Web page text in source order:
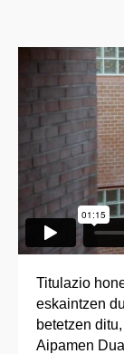
Titulazio
eskaintzen
betetzen
Aipamen